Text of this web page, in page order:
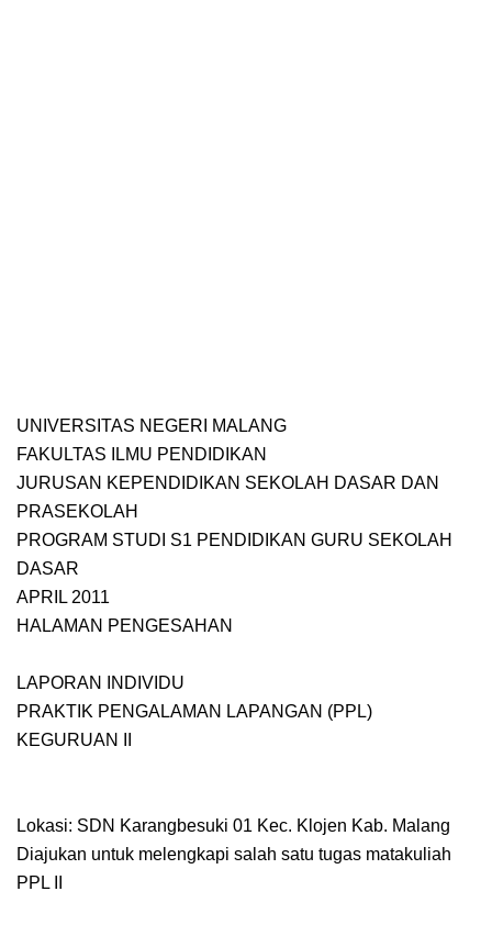
UNIVERSITAS NEGERI MALANG
FAKULTAS ILMU PENDIDIKAN
JURUSAN KEPENDIDIKAN SEKOLAH DASAR DAN
PRASEKOLAH
PROGRAM STUDI S1 PENDIDIKAN GURU SEKOLAH
DASAR
APRIL 2011
HALAMAN PENGESAHAN
LAPORAN INDIVIDU
PRAKTIK PENGALAMAN LAPANGAN (PPL)
KEGURUAN II
Lokasi: SDN Karangbesuki 01 Kec. Klojen Kab. Malang
Diajukan untuk melengkapi salah satu tugas matakuliah
PPL II